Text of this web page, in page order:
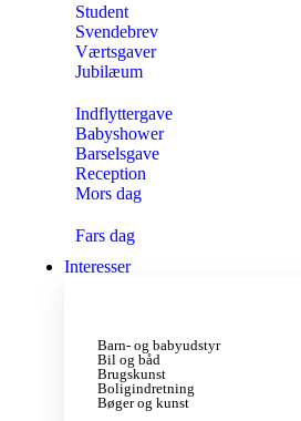
Student
Svendebrev
Værtsgaver
Jubilæum
Indflyttergave
Babyshower
Barselsgave
Reception
Mors dag
Fars dag
Interesser
Barn- og babyudstyr
Bil og båd
Brugskunst
Boligindretning
Bøger og kunst